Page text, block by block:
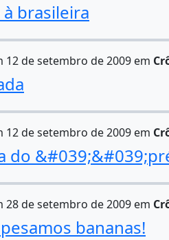
brasileira
12 de setembro de 2009 em
12 de setembro de 2009 em
do
28 de setembro de 2009 em
bananas!